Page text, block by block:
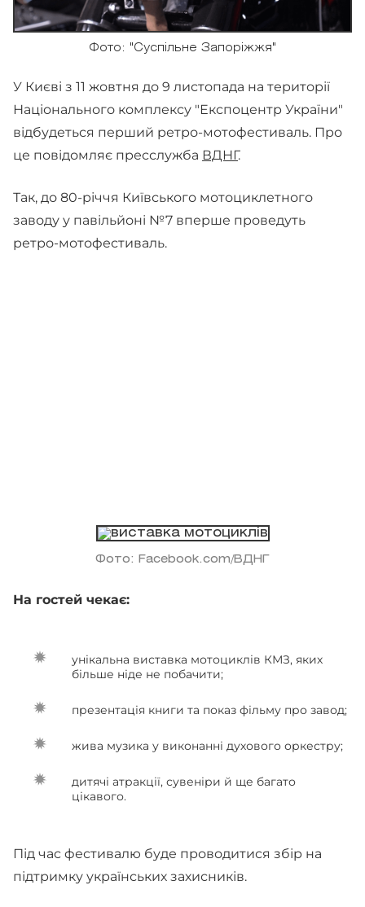
Фото: "Суспільне Запоріжжя"
У Києві з 11 жовтня до 9 листопада на території
Національного комплексу "Експоцентр України"
відбудеться перший ретро-мотофестиваль. Про
це повідомляє пресслужба ВДНГ.
Так, до 80-річчя Київського мотоциклетного
заводу у павільйоні №7 вперше проведуть
ретро-мотофестиваль.
Фото: Facebook.com/ВДНГ
На гостей чекає:
унікальна виставка мотоциклів КМЗ, яких
більше ніде не побачити;
презентація книги та показ фільму про завод;
жива музика у виконанні духового оркестру;
дитячі атракції, сувеніри й ще багато
цікавого.
Під час фестивалю буде проводитися збір на
підтримку українських захисників.